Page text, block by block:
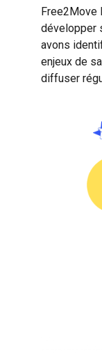
Free2Move
développer
avons
enjeux de
diffuser